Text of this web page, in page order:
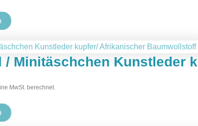
/ Minitäschchen Kunstleder
MwSt. berechnet.